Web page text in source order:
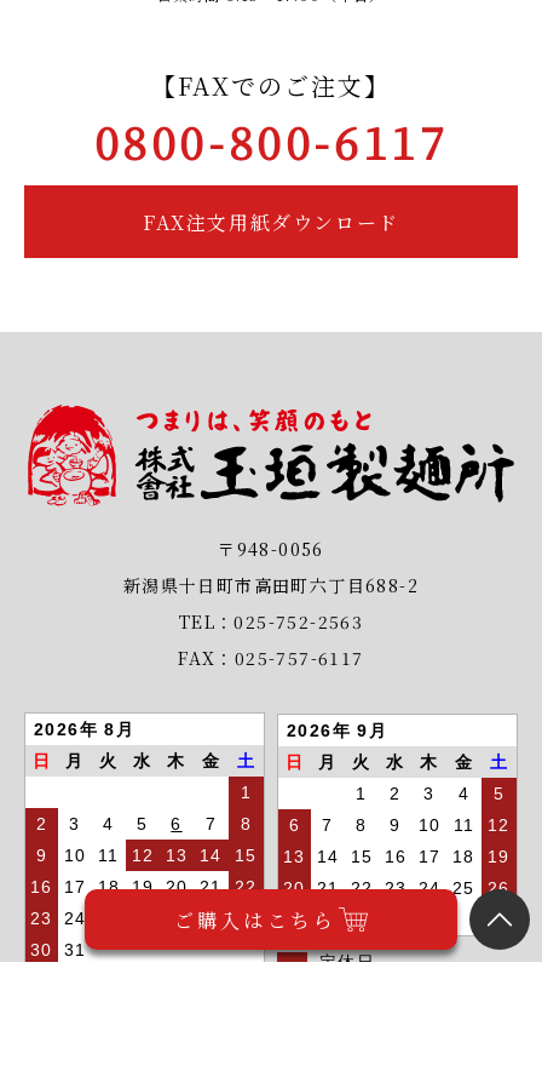
ご購入はこちら
【FAXでのご注文】
0800-800-6117
FAX注文用紙ダウンロード
〒948-0056
新潟県十日町市高田町六丁目688-2
TEL：025-752-2563
FAX：025-757-6117
2026年 8月
日
月 火 水 木 金
土
1
2
3 4 5 6 7
8
9
10 11 12 13 14
15
16
17 18 19 20 21
22
23
24 27 28
29
30
31
2026年 9月
日
月 火 水 木 金
土
1
2 3 4
5
6
7 8 9 10 11
12
13
14 15 16 17 18
19
20 21 22 23 24 25
26
27 28 29
定休日